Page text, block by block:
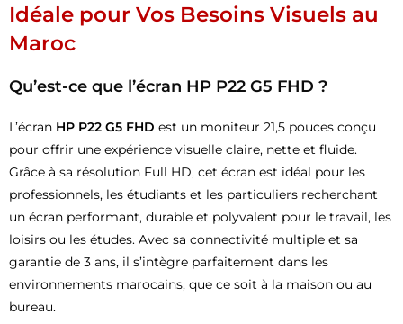
Idéale pour Vos Besoins Visuels au
Maroc
Qu’est-ce que l’écran HP P22 G5 FHD ?
L’écran HP P22 G5 FHD est un moniteur 21,5 pouces conçu
pour offrir une expérience visuelle claire, nette et fluide.
Grâce à sa résolution Full HD, cet écran est idéal pour les
professionnels, les étudiants et les particuliers recherchant
un écran performant, durable et polyvalent pour le travail, les
loisirs ou les études. Avec sa connectivité multiple et sa
garantie de 3 ans, il s’intègre parfaitement dans les
environnements marocains, que ce soit à la maison ou au
bureau.